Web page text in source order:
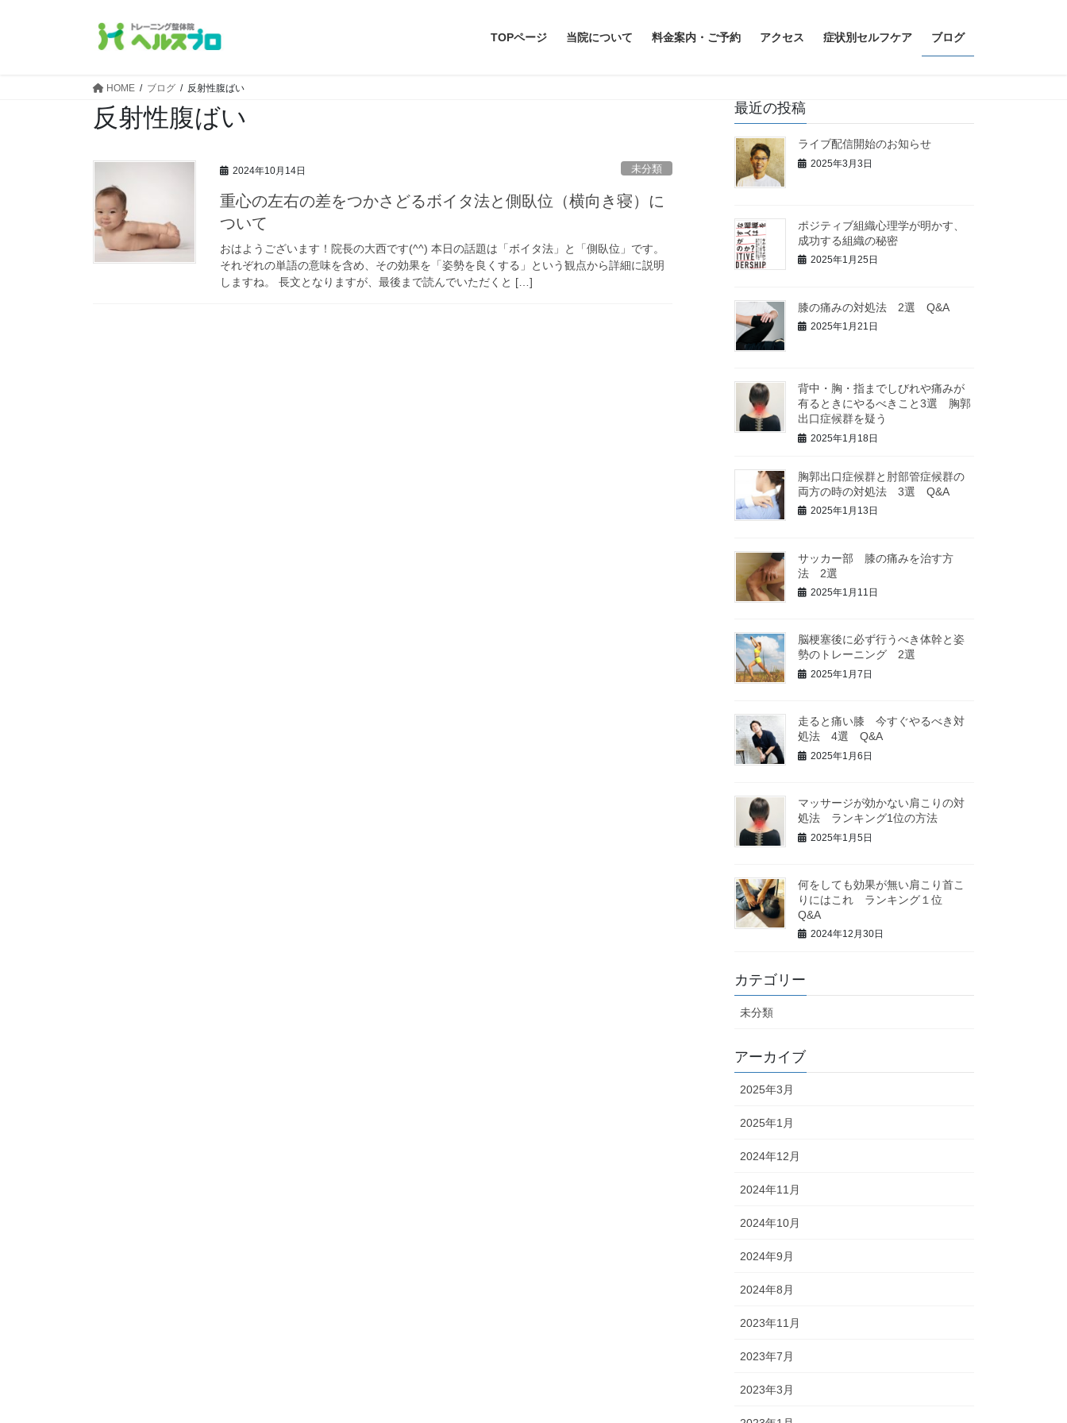
TOPページ 当院について 料金案内・ご予約 アクセス 症状別セルフケア ブログ
HOME ブログ 反射性腹ばい
反射性腹ばい
2024年10月14日 未分類
重心の左右の差をつかさどるボイタ法と側臥位（横向き寝）に
ついて
おはようございます！院長の大西です(^^) 本日の話題は「ボイタ法」と「側臥位」です。
それぞれの単語の意味を含め、その効果を「姿勢を良くする」という観点から詳細に説明
しますね。 長文となりますが、最後まで読んでいただくと […]
最近の投稿
ライブ配信開始のお知らせ
2025年3月3日
ポジティブ組織心理学が明かす、
成功する組織の秘密
2025年1月25日
膝の痛みの対処法 2選 Q&A
2025年1月21日
背中・胸・指までしびれや痛みが
有るときにやるべきこと3選 胸郭
出口症候群を疑う
2025年1月18日
胸郭出口症候群と肘部管症候群の
両方の時の対処法 3選 Q&A
2025年1月13日
サッカー部 膝の痛みを治す方
法 2選
2025年1月11日
脳梗塞後に必ず行うべき体幹と姿
勢のトレーニング 2選
2025年1月7日
走ると痛い膝 今すぐやるべき対
処法 4選 Q&A
2025年1月6日
マッサージが効かない肩こりの対
処法 ランキング1位の方法
2025年1月5日
何をしても効果が無い肩こり首こ
りにはこれ ランキング１位
Q&A
2024年12月30日
カテゴリー
未分類
アーカイブ
2025年3月
2025年1月
2024年12月
2024年11月
2024年10月
2024年9月
2024年8月
2023年11月
2023年7月
2023年3月